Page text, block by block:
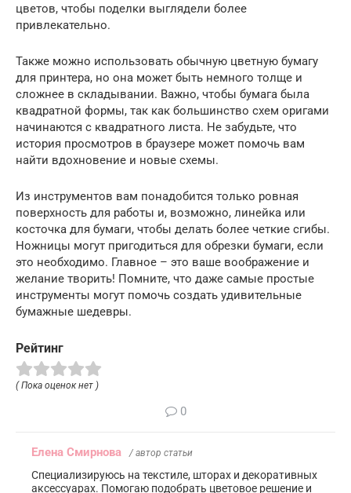
цветов, чтобы поделки выглядели более
привлекательно.
Также можно использовать обычную цветную бумагу
для принтера, но она может быть немного толще и
сложнее в складывании. Важно, чтобы бумага была
квадратной формы, так как большинство схем оригами
начинаются с квадратного листа. Не забудьте, что
история просмотров в браузере может помочь вам
найти вдохновение и новые схемы.
Из инструментов вам понадобится только ровная
поверхность для работы и, возможно, линейка или
косточка для бумаги, чтобы делать более четкие сгибы.
Ножницы могут пригодиться для обрезки бумаги, если
это необходимо. Главное – это ваше воображение и
желание творить! Помните, что даже самые простые
инструменты могут помочь создать удивительные
бумажные шедевры.
Рейтинг
( Пока оценок нет )
0
Елена Смирнова / автор статьи
Специализируюсь на текстиле, шторах и декоративных
аксессуарах. Помогаю подобрать цветовое решение и